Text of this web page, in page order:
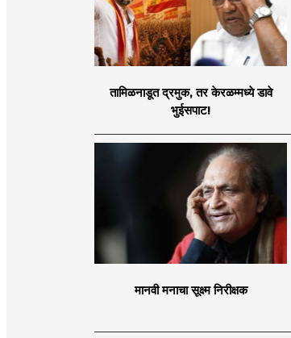
तामिळनाडूत द्रमुक, तर केरळम्मध्ये डावे
भुईसपाट!
मानवी मनाचा सूक्ष्म निरीक्षक